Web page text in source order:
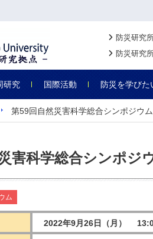
防災研究
防災研究
研究 国際活動 防災を学びた
第59回自然災害科学総合シンポジウム
害科学総合シンポジ
ム
2022年9月26日（月）